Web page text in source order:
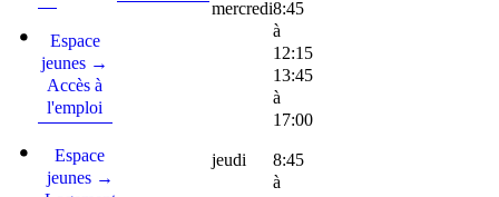
mercredi8:45
à
12:15
13:45
à
17:00
jeudi
8:45
à
Espace
jeunes →
Accès à
l'emploi
Espace
jeunes →